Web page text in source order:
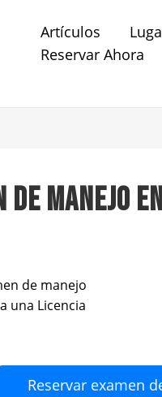
Artículos
Reservar Ahora
DE MANEJO
de manejo
una Licencia
Reservar examen